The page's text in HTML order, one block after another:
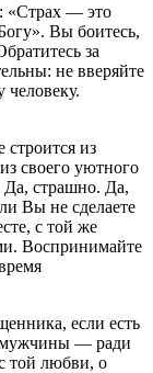
«Страх — это
Вы боитесь,
за
не вверяйте
из
своего уютного
Да, страшно. Да,
Вы не сделаете
с той же
Воспринимайте
если есть
мужчины — ради
той любви, о